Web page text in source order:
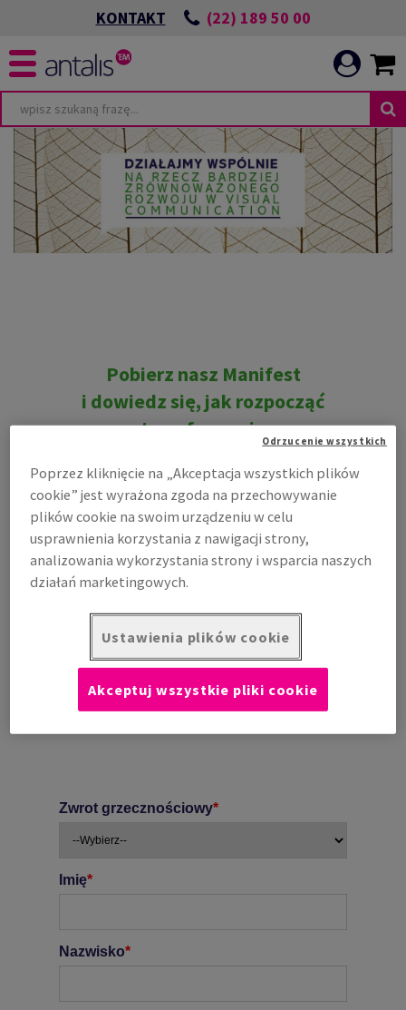
KONTAKT (22) 189 50 00
Pobierz nasz Manifest
i dowiedz się, jak rozpocząć
transformację
Tylko nasze wspólne działania, nas jako dostawcy
poszukującego rozwiązań oraz Państwa, decydujących o
wyborze produktów dowiodą, że zmiana, którą
proponujemy wskazując zrównoważone alternatywy w
Green Star System ™, to zmiana na lepsze jutro w całym
łańcuchu dostaw.
Nasi specjaliści ds. zrównoważonego rozwoju są gotowi
usiąść z Państwem, wysłuchać Waszych opinii, zrozumieć
Wasze potrzeby, przeanalizować nowe alternatywy i
prosta, skuteczna i opłacalna w kontekście Państwa
Poprzez kliknięcie na „Akceptacja wszystkich plików
cookie” jest wyrażona zgoda na przechowywanie
plików cookie na swoim urządzeniu w celu
usprawnienia korzystania z nawigacji strony,
analizowania wykorzystania strony i wsparcia naszych
działań marketingowych.
Ustawienia plików cookie
Odrzucenie wszystkich
Akceptuj wszystkie pliki cookie